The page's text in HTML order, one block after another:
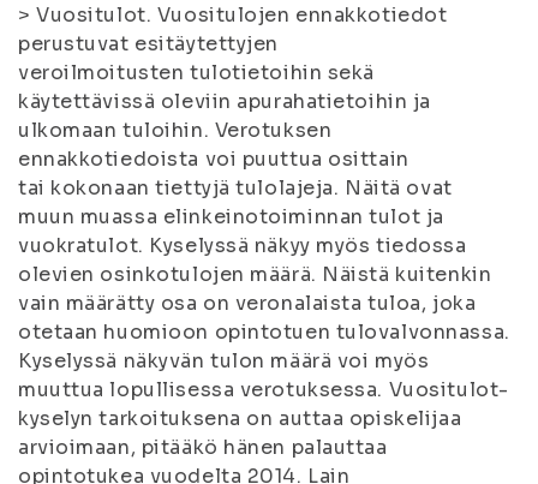
> Vuositulot. Vuositulojen ennakkotiedot
perustuvat esitäytettyjen
veroilmoitusten tulotietoihin sekä
käytettävissä oleviin apurahatietoihin ja
ulkomaan tuloihin. Verotuksen
ennakkotiedoista voi puuttua osittain
tai kokonaan tiettyjä tulolajeja. Näitä ovat
muun muassa elinkeinotoiminnan tulot ja
vuokratulot. Kyselyssä näkyy myös tiedossa
olevien osinkotulojen määrä. Näistä kuitenkin
vain määrätty osa on veronalaista tuloa, joka
otetaan huomioon opintotuen tulovalvonnassa.
Kyselyssä näkyvän tulon määrä voi myös
muuttua lopullisessa verotuksessa. Vuositulot-
kyselyn tarkoituksena on auttaa opiskelijaa
arvioimaan, pitääkö hänen palauttaa
opintotukea vuodelta 2014. Lain